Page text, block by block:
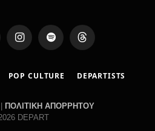
I
t
r
a
S
t
y
T
e
s
POP CULTURE DEPARTISTS
ΠΟΛΙΤΙΚΗ ΑΠΟΡΡΗΤΟΥ
DEPART